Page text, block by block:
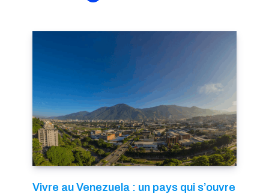
Vivre au Venezuela : un pays qui s’ouvre